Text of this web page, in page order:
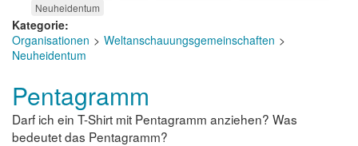
Neuheidentum
Kategorie
Organisationen
Weltanschauungsgemeinschaften
Neuheidentum
Pentagramm
Darf ich ein T-Shirt mit Pentagramm anziehen? Was
bedeutet das Pentagramm?